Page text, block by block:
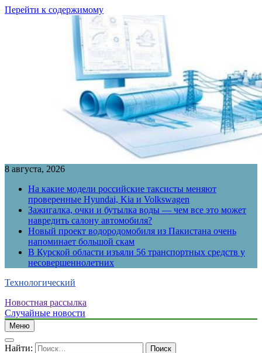
Перейти к содержимому
8 августа, 2026
На какие модели российские таксисты меняют
проверенные Hyundai, Kia и Volkswagen
Зажигалка, очки и бутылка воды — чем все это может
навредить салону автомобиля?
Новый проект водородомобиля из Пакистана очень
напоминает большой скам
В Курской области изъяли 56 транспортных средств у
несовершеннолетних
Технологический
Новостная рассылка
Случайные новости
Меню
Найти: